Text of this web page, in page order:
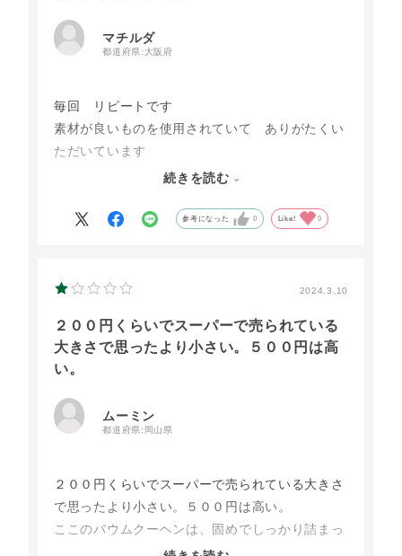
マチルダ
都道府県: 大阪府
毎回 リピートです
素材が良いものを使用されていて ありがたくい
ただいています
続きを読む
参考になった 0 Like! 0
2024.3.10
２００円くらいでスーパーで売られている
大きさで思ったより小さい。５００円は高
い。
ムーミン
都道府県: 岡山県
２００円くらいでスーパーで売られている大きさ
で思ったより小さい。５００円は高い。
ここのバウムクーヘンは、固めでしっかり詰まっ
た感じで好みが分かれると思う。